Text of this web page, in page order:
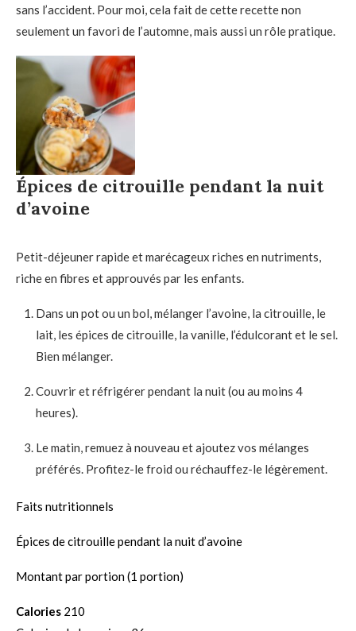
sans l’accident. Pour moi, cela fait de cette recette non
seulement un favori de l’automne, mais aussi un rôle pratique.
Épices de citrouille pendant la nuit
d’avoine
Petit-déjeuner rapide et marécageux riches en nutriments,
riche en fibres et approuvés par les enfants.
Dans un pot ou un bol, mélanger l’avoine, la citrouille, le
lait, les épices de citrouille, la vanille, l’édulcorant et le sel.
Bien mélanger.
Couvrir et réfrigérer pendant la nuit (ou au moins 4
heures).
Le matin, remuez à nouveau et ajoutez vos mélanges
préférés. Profitez-le froid ou réchauffez-le légèrement.
Faits nutritionnels
Épices de citrouille pendant la nuit d’avoine
Montant par portion (1 portion)
Calories 210